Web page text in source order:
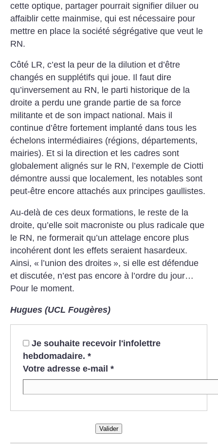
cette optique, partager pourrait signifier diluer ou
affaiblir cette mainmise, qui est nécessaire pour
mettre en place la société ségrégative que veut le
RN.
Côté LR, c’est la peur de la dilution et d’être
changés en supplétifs qui joue. Il faut dire
qu’inversement au RN, le parti historique de la
droite a perdu une grande partie de sa force
militante et de son impact national. Mais il
continue d’être fortement implanté dans tous les
échelons intermédiaires (régions, départements,
mairies). Et si la direction et les cadres sont
globalement ­alignés sur le RN, l’exemple de Ciotti
démontre aussi que localement, les notables sont
peut-être encore attachés aux principes ­gaullistes.
Au-delà de ces deux formations, le reste de la
droite, qu’elle soit macroniste ou plus radicale que
le RN, ne formerait qu’un attelage encore plus
incohérent dont les effets seraient hasardeux.
Ainsi, « l’union des droites », si elle est défendue
et discutée, n’est pas encore à l’ordre du jour…
Pour le moment.
Hugues (UCL Fougères)
Je souhaite recevoir l'infolettre
hebdomadaire. *
Votre adresse e-mail *
Valider